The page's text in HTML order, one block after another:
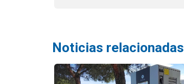
Noticias relacionadas